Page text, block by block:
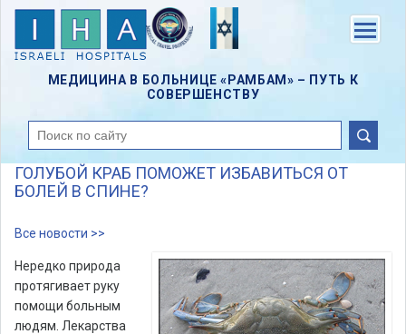
Skip
content
МЕДИЦИНА В БОЛЬНИЦЕ «РАМБАМ» – ПУТЬ К
СОВЕРШЕНСТВУ
поиск
ГОЛУБОЙ КРАБ ПОМОЖЕТ ИЗБАВИТЬСЯ ОТ
БОЛЕЙ В СПИНЕ?
Все новости >>
Нередко природа
протягивает руку
помощи больным
людям. Лекарства